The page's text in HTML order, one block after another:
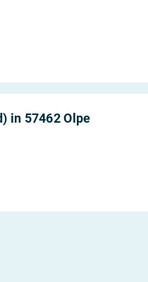
in 57462 Olpe